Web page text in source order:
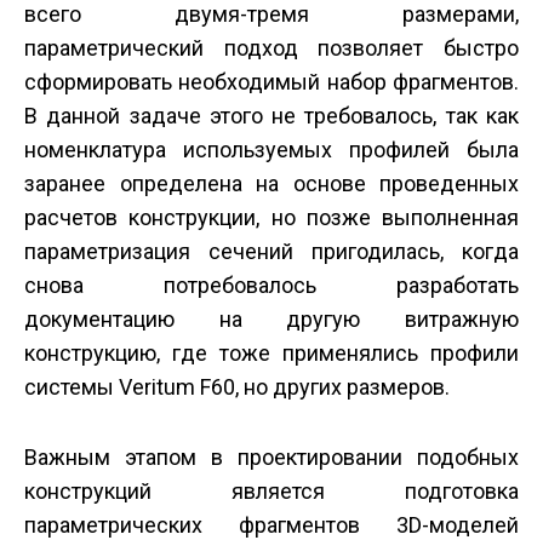
всего двумя-тремя размерами,
параметрический подход позволяет быстро
сформировать необходимый набор фрагментов.
В данной задаче этого не требовалось, так как
номенклатура используемых профилей была
заранее определена на основе проведенных
расчетов конструкции, но позже выполненная
параметризация сечений пригодилась, когда
снова потребовалось разработать
документацию на другую витражную
конструкцию, где тоже применялись профили
системы Veritum F60, но других размеров.
Важным этапом в проектировании подобных
конструкций является подготовка
параметрических фрагментов 3D-моделей